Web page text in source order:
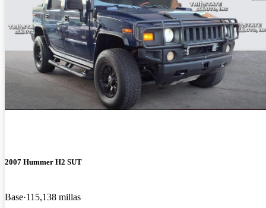
2007 Hummer H2 SUT
Base 115,138 millas